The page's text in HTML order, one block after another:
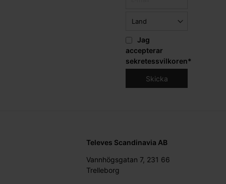
Jag
accepterar
sekretessvilkoren*
Televes Scandinavia AB
Vannhögsgatan 7, 231 66
Trelleborg